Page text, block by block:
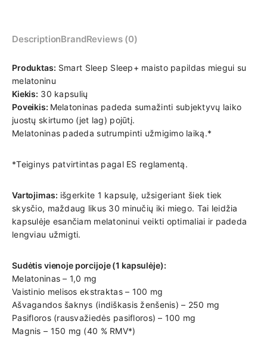
DescriptionBrandReviews (0)
Produktas: Smart Sleep Sleep+ maisto papildas miegui su
melatoninu
Kiekis: 30 kapsulių
Poveikis: Melatoninas padeda sumažinti subjektyvų laiko
juostų skirtumo (jet lag) pojūtį.
Melatoninas padeda sutrumpinti užmigimo laiką.*
*Teiginys patvirtintas pagal ES reglamentą.
Vartojimas: išgerkite 1 kapsulę, užsigeriant šiek tiek
skysčio, maždaug likus 30 minučių iki miego. Tai leidžia
kapsulėje esančiam melatoninui veikti optimaliai ir padeda
lengviau užmigti.
Sudėtis vienoje porcijoje (1 kapsulėje):
Melatoninas – 1,0 mg
Vaistinio melisos ekstraktas – 100 mg
Ašvagandos šaknys (indiškasis ženšenis) – 250 mg
Pasifloros (rausvažiedės pasifloros) – 100 mg
Magnis – 150 mg (40 % RMV*)